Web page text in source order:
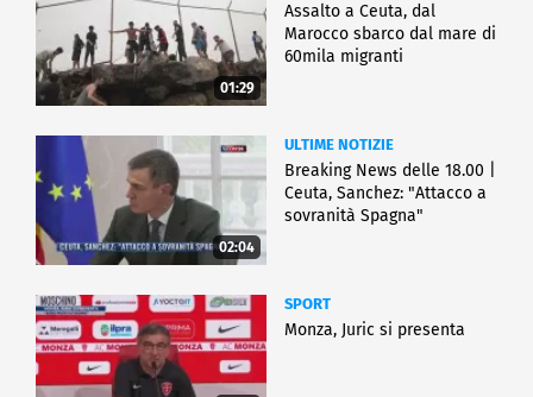
01:29
Assalto a Ceuta, dal
Marocco sbarco dal mare di
60mila migranti
02:04
ULTIME NOTIZIE
Breaking News delle 18.00 |
Ceuta, Sanchez: "Attacco a
sovranità Spagna"
SPORT
Monza, Juric si presenta